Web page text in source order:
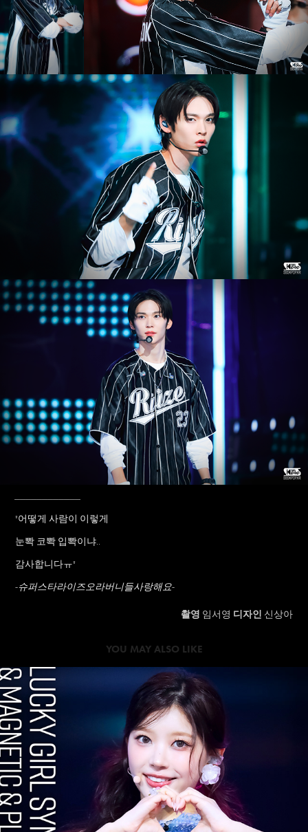
"어떻게 사람이 이렇게
눈뽝 코뽝 입뽝이냐..
감사합니다ㅠ"
-슈퍼스타라이즈오라버니들사랑해요-
촬영 임서영 디자인 신상아
YOU MAY ALSO LIKE
2024